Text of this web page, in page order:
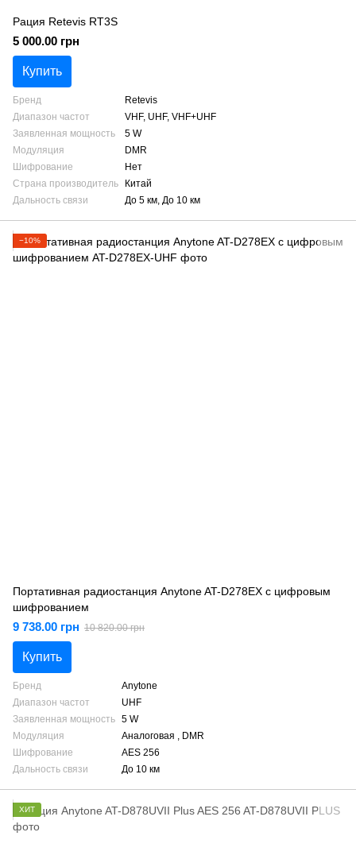
Рация Retevis RT3S
5 000.00 грн
Купить
Бренд
Retevis
Диапазон частот
VHF, UHF, VHF+UHF
Заявленная мощность
5 W
Модуляция
DMR
Шифрование
Нет
Страна производитель
Китай
Дальность связи
До 5 км, До 10 км
−10%
Портативная радиостанция Anytone AT-D278EX с цифровым
шифрованием
9 738.00 грн 10 820.00 грн
Купить
Бренд
Anytone
Диапазон частот
UHF
Заявленная мощность 5 W
Модуляция
Аналоговая , DMR
Шифрование
AES 256
Дальность связи
До 10 км
ХИТ